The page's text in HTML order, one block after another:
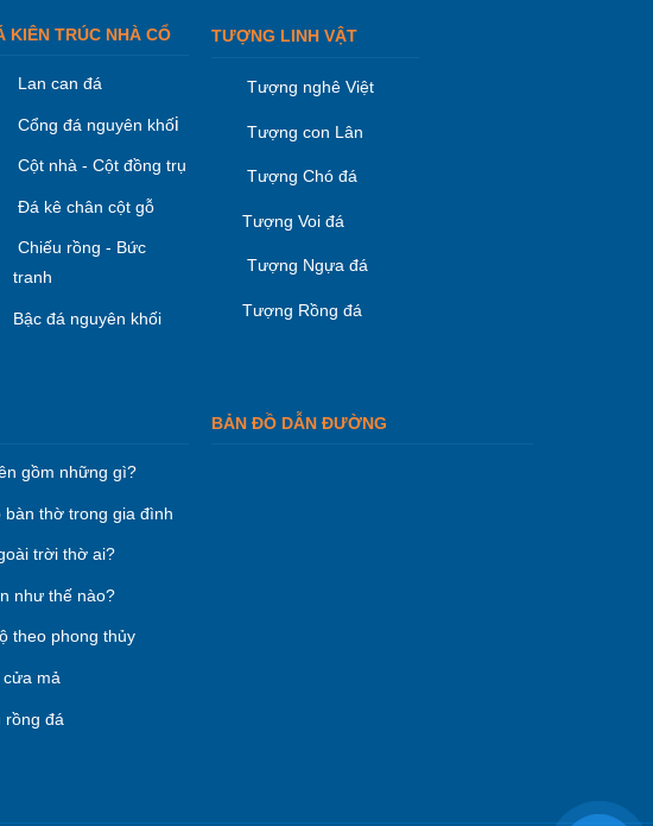
KIÊN TRÚC NHÀ CỔ
Lan can đá
Cổng đá nguyên khối
Cột nhà - Cột đồng trụ
Đá kê chân cột gỗ
Chiếu rồng - Bức
tranh
Bậc đá nguyên khối
TƯỢNG LINH VẬT
Tượng nghê Việt
Tượng con Lân
Tượng Chó đá
Tượng Voi đá
Tượng Ngựa đá
Tượng Rồng đá
gồm những gì?
bàn thờ trong gia đình
trời thờ ai?
như thế nào?
theo phong thủy
mả
rồng đá
BẢN ĐỒ DẪN ĐƯỜNG